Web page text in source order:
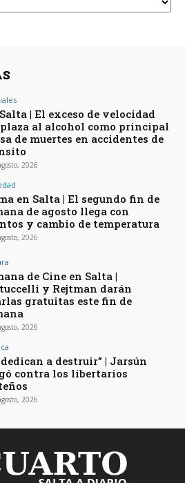
| El exceso de velocidad
al alcohol como principal
de muertes en accidentes de
2026
en Salta | El segundo fin de
de agosto llega con
y cambio de temperatura
2026
de Cine en Salta |
y Rejtman darán
gratuitas este fin de
2026
dedican a destruir” | Jarsún
contra los libertarios
2026